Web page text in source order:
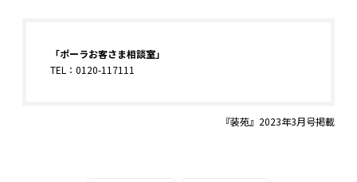
「ポーラお客さま相談室」
TEL：0120-117111
『装苑』2023年3月号掲載